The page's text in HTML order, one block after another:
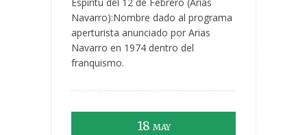
Espíritu del 12 de Febrero (Arias
Navarro):Nombre dado al programa
aperturista anunciado por Arias
Navarro en 1974 dentro del
franquismo.
18 MAY